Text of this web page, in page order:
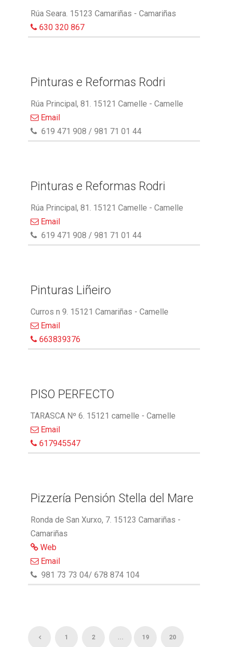
Rúa Seara. 15123 Camariñas - Camariñas
630 320 867
Pinturas e Reformas Rodri
Rúa Principal, 81. 15121 Camelle - Camelle
Email
619 471 908 / 981 71 01 44
Pinturas e Reformas Rodri
Rúa Principal, 81. 15121 Camelle - Camelle
Email
619 471 908 / 981 71 01 44
Pinturas Liñeiro
Curros n 9. 15121 Camariñas - Camelle
Email
663839376
PISO PERFECTO
TARASCA Nº 6. 15121 camelle - Camelle
Email
617945547
Pizzería Pensión Stella del Mare
Ronda de San Xurxo, 7. 15123 Camariñas -
Camariñas
Web
Email
981 73 73 04/ 678 874 104
1 2 ... 19 20